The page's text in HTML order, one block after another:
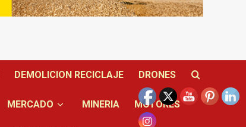
DEMOLICION RECICLAJE DRONES
MERCADO MINERIA MOTORES